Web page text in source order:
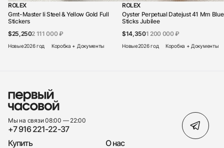
ROLEX
Gmt-Master Ii Steel & Yellow Gold Full
Stickers
$25,2502 111 000 ₽
Новые2026 год Коробка + Документы
ROLEX
Oyster Perpetual Datejust 41 Mm Blue
Sticks Jubilee
$14,3501 200 000 ₽
Новые2026 год Коробка + Документы
Мы на связи 08:00 — 22:00
+7 916 221-22-37
Купить
О нас